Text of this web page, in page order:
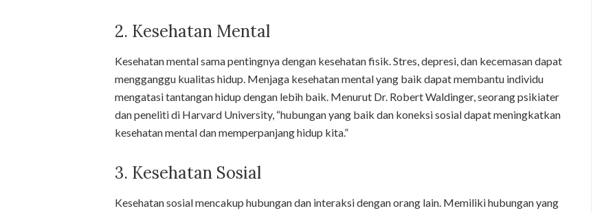
2. Kesehatan Mental
Kesehatan mental sama pentingnya dengan kesehatan fisik. Stres, depresi, dan kecemasan dapat
mengganggu kualitas hidup. Menjaga kesehatan mental yang baik dapat membantu individu
mengatasi tantangan hidup dengan lebih baik. Menurut Dr. Robert Waldinger, seorang psikiater
dan peneliti di Harvard University, “hubungan yang baik dan koneksi sosial dapat meningkatkan
kesehatan mental dan memperpanjang hidup kita.”
3. Kesehatan Sosial
Kesehatan sosial mencakup hubungan dan interaksi dengan orang lain. Memiliki hubungan yang